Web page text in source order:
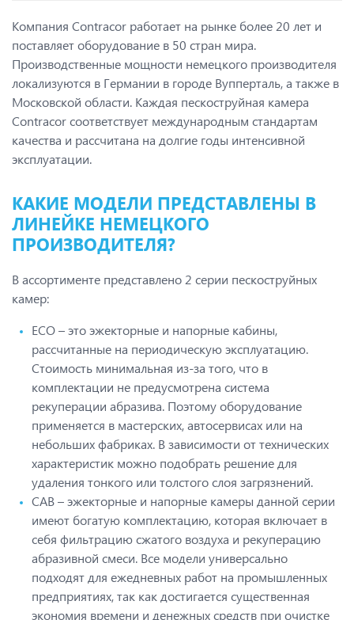
Компания Contracor работает на рынке более 20 лет и
поставляет оборудование в 50 стран мира.
Производственные мощности немецкого производителя
локализуются в Германии в городе Вупперталь, а также в
Московской области. Каждая пескоструйная камера
Contracor соответствует международным стандартам
качества и рассчитана на долгие годы интенсивной
эксплуатации.
КАКИЕ МОДЕЛИ ПРЕДСТАВЛЕНЫ В
ЛИНЕЙКЕ НЕМЕЦКОГО
ПРОИЗВОДИТЕЛЯ?
В ассортименте представлено 2 серии пескоструйных
камер:
ECO – это эжекторные и напорные кабины,
рассчитанные на периодическую эксплуатацию.
Стоимость минимальная из-за того, что в
комплектации не предусмотрена система
рекуперации абразива. Поэтому оборудование
применяется в мастерских, автосервисах или на
небольших фабриках. В зависимости от технических
характеристик можно подобрать решение для
удаления тонкого или толстого слоя загрязнений.
CAB – эжекторные и напорные камеры данной серии
имеют богатую комплектацию, которая включает в
себя фильтрацию сжатого воздуха и рекуперацию
абразивной смеси. Все модели универсально
подходят для ежедневных работ на промышленных
предприятиях, так как достигается существенная
экономия времени и денежных средств при очистке